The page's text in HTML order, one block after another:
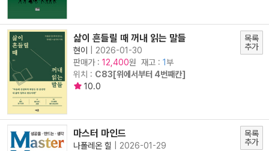
삶이 흔들릴 때 꺼내 읽는 말들
현이
2026-01-30
판매가 : 12,400원 재고 : 1부
위치 : C83[위에서부터 4번째칸]
10.0
목록
추가
마스터 마인드
나폴레온 힐
2026-01-29
목록
추가